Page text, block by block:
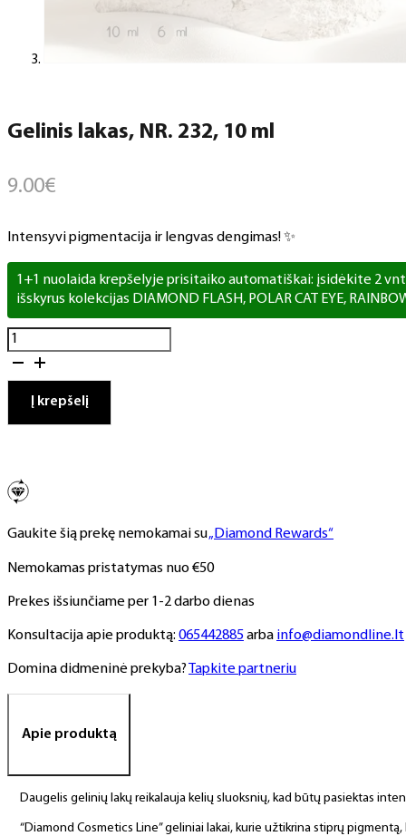
Gelinis lakas, NR. 232, 10 ml
9.00€
Intensyvi pigmentacija ir lengvas dengimas! ✨
1+1 nuolaida krepšelyje prisitaiko automatiškai: įsidėkite 2
išskyrus kolekcijas DIAMOND FLASH, POLAR CAT EYE,
produkto
kiekis:
lakas,
Į krepšelį
Gaukite šią prekę nemokamai su„Diamond Rewards“
Nemokamas pristatymas nuo €50
Prekes išsiunčiame per 1-2 darbo dienas
Konsultacija apie produktą: 065442885arba info@diamondline.lt
Domina didmeninė prekyba? Tapkite partneriu
Apie produktą
Daugelis gelinių lakų reikalauja kelių sluoksnių, kad būtų pasiektas
“Diamond Cosmetics Line” geliniai lakai, kurie užtikrina stiprų